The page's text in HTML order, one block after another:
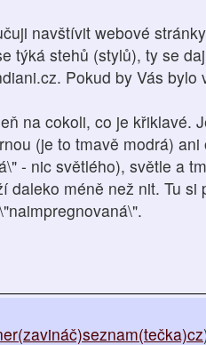
navštívit webové
týká stehů (stylů), ty se
Pokud by Vás
na cokoli, co je křiklavé.
(je to tmavě modrá)
- nic světlého), světle a
daleko méně než nit. Tu